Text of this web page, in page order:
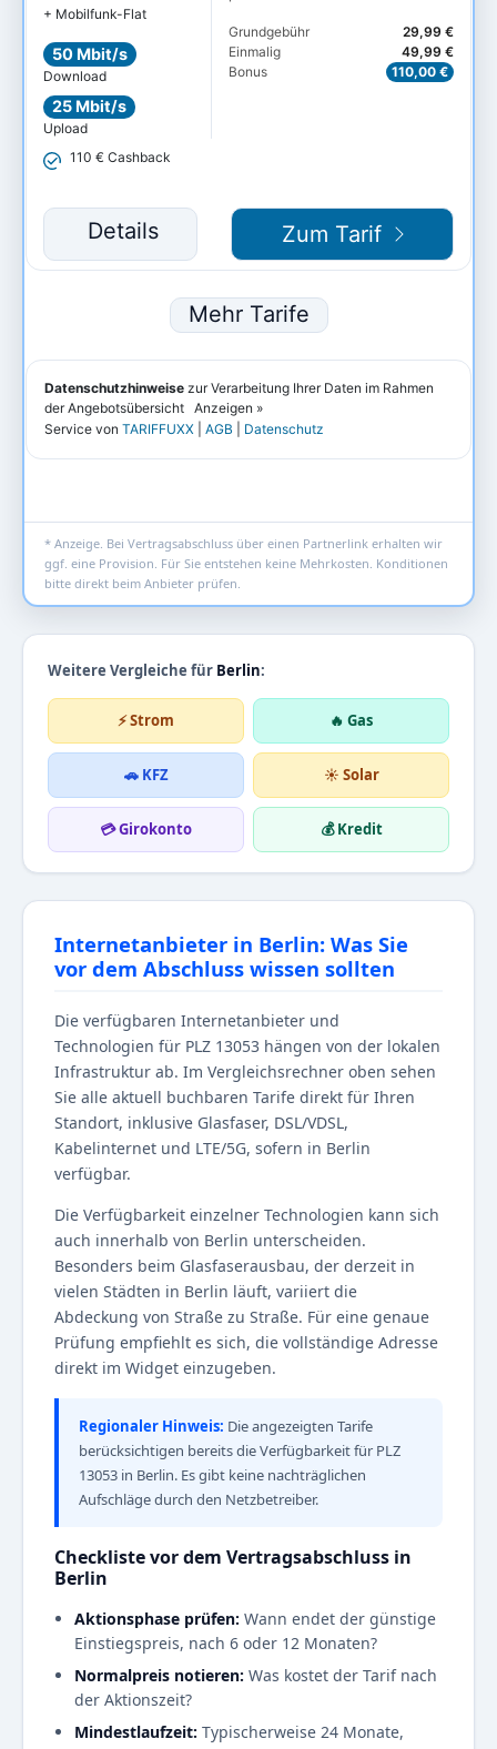
* Anzeige. Bei Vertragsabschluss über einen Partnerlink erhalten wir
ggf. eine Provision. Für Sie entstehen keine Mehrkosten. Konditionen
bitte direkt beim Anbieter prüfen.
Weitere Vergleiche für Berlin:
⚡ Strom 🔥 Gas
🚗 KFZ ☀️ Solar
💳 Girokonto 💰 Kredit
Internetanbieter in Berlin: Was Sie
vor dem Abschluss wissen sollten
Die verfügbaren Internetanbieter und
Technologien für PLZ 13053 hängen von der lokalen
Infrastruktur ab. Im Vergleichsrechner oben sehen
Sie alle aktuell buchbaren Tarife direkt für Ihren
Standort, inklusive Glasfaser, DSL/VDSL,
Kabelinternet und LTE/5G, sofern in Berlin
verfügbar.
Die Verfügbarkeit einzelner Technologien kann sich
auch innerhalb von Berlin unterscheiden.
Besonders beim Glasfaserausbau, der derzeit in
vielen Städten in Berlin läuft, variiert die
Abdeckung von Straße zu Straße. Für eine genaue
Prüfung empfiehlt es sich, die vollständige Adresse
direkt im Widget einzugeben.
Regionaler Hinweis: Die angezeigten Tarife
berücksichtigen bereits die Verfügbarkeit für PLZ
13053 in Berlin. Es gibt keine nachträglichen
Aufschläge durch den Netzbetreiber.
Checkliste vor dem Vertragsabschluss in
Berlin
Aktionsphase prüfen: Wann endet der günstige
Einstiegspreis, nach 6 oder 12 Monaten?
Normalpreis notieren: Was kostet der Tarif nach
der Aktionszeit?
Mindestlaufzeit: Typischerweise 24 Monate,